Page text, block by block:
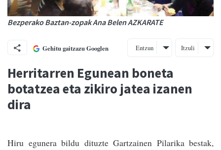
Bezperako Baztan-zopak Ana Belen AZKARATE
Gehitu gaitzazu Googlen Entzun Itzuli
Herritarren Egunean boneta
botatzea eta zikiro jatea izanen
dira
Hiru egunera bildu dituzte Gartzainen Pilarika bestak,